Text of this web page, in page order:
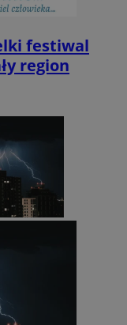
festiwal
region